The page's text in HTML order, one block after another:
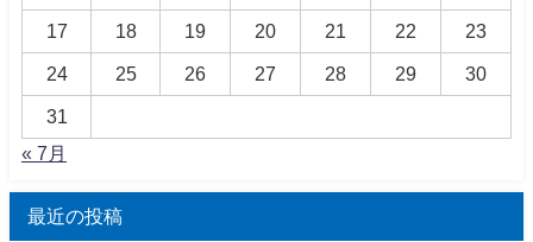
17 18 19 20 21 22 23
24 25 26 27 28 29 30
31
« 7月
最近の投稿